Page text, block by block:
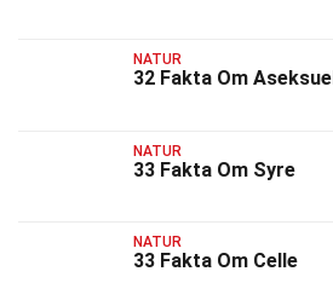
NATUR
32 Fakta Om Aseksuel
NATUR
33 Fakta Om Syre
NATUR
33 Fakta Om Celle